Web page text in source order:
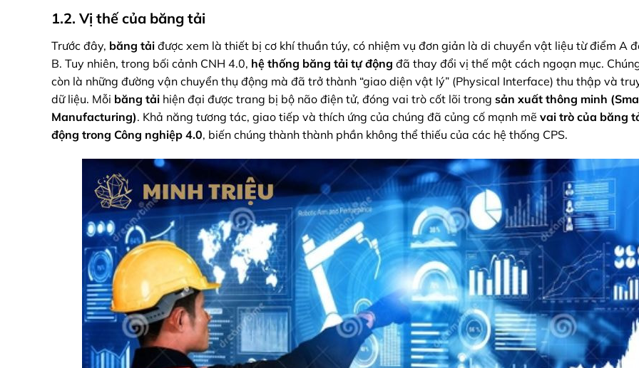
1.2. Vị thế của băng tải
Trước đây, băng tải được xem là thiết bị cơ khí thuần túy, có nhiệm vụ đơn giản là di chuyển vật liệu từ điểm A
B. Tuy nhiên, trong bối cảnh CNH 4.0, hệ thống băng tải tự động đã thay đổi vị thế một cách ngoạn mục.
còn là những đường vận chuyển thụ động mà đã trở thành “giao diện vật lý” (Physical Interface) thu thập và
dữ liệu. Mỗi băng tải hiện đại được trang bị bộ não điện tử, đóng vai trò cốt lõi trong sản xuất thông minh
Manufacturing). Khả năng tương tác, giao tiếp và thích ứng của chúng đã củng cố mạnh mẽ vai trò của băng
động trong Công nghiệp 4.0, biến chúng thành thành phần không thể thiếu của các hệ thống CPS.